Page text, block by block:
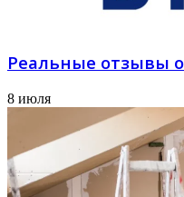
Реальные отзывы
8 июля